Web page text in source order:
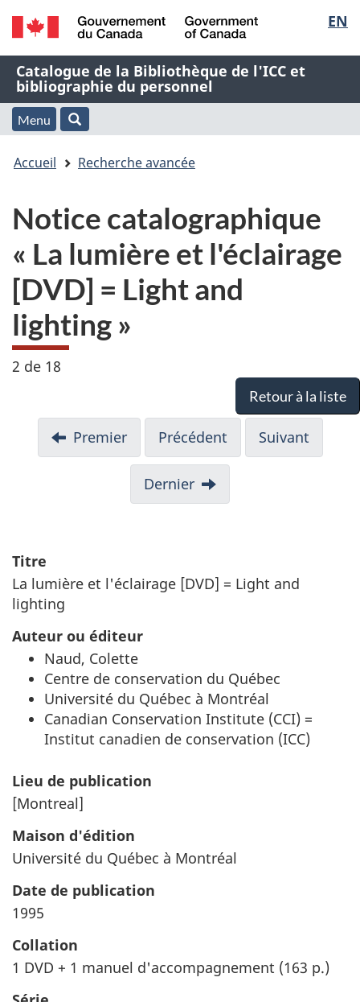
Passer
au
contenu
principal
Passer
à
« À
propos
de
application
Passer
à
la
version
HTML
de
la
EN
/
Government
of
Canada
Nom
de
l'application
Web
Catalogue de la Bibliothèque de l'ICC et
bibliographie du personnel
Menu
et
Menu
Vous
ici
Accueil Recherche avancée
Notice catalographique
« La lumière et l'éclairage
[DVD] = Light and
lighting »
2 de 18
Retour à la liste
Premier Précédent Suivant
Dernier
Titre
La lumière et l'éclairage [DVD] = Light and
lighting
Auteur ou éditeur
Naud, Colette
Centre de conservation du Québec
Université du Québec à Montréal
Canadian Conservation Institute (CCI) =
Institut canadien de conservation (ICC)
Lieu de publication
[Montreal]
Maison d'édition
Université du Québec à Montréal
Date de publication
1995
Collation
1 DVD + 1 manuel d'accompagnement (163 p.)